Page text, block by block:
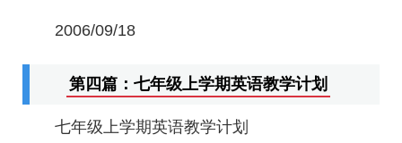
2006/09/18
第四篇：七年级上学期英语教学计划
七年级上学期英语教学计划